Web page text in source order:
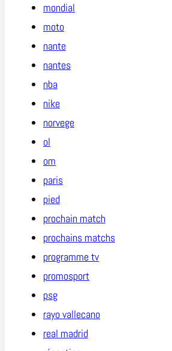
mondial
moto
nante
nantes
nba
nike
norvege
ol
om
paris
pied
prochain match
prochains matchs
programme tv
promosport
psg
rayo vallecano
real madrid